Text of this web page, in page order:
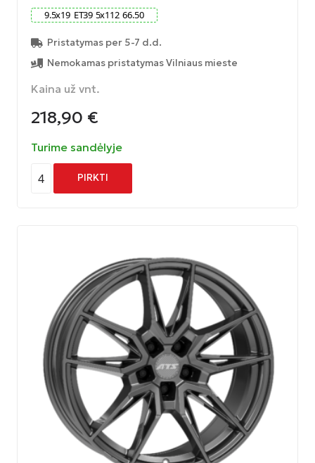
9.5x19 ET39 5x112 66.50
Pristatymas per 5-7 d.d.
Nemokamas pristatymas Vilniaus mieste
Kaina už vnt.
218,90 €
Turime sandėlyje
4 PIRKTI